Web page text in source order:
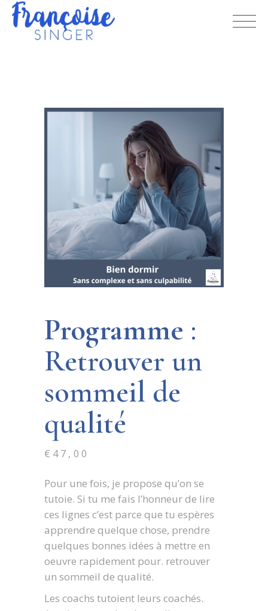
Programme :
Retrouver un
sommeil de
qualité
€ 47,00
Pour une fois, je propose qu’on se
tutoie. Si tu me fais l’honneur de lire
ces lignes c’est parce que tu espères
apprendre quelque chose, prendre
quelques bonnes idées à mettre en
oeuvre rapidement pour. retrouver
un sommeil de qualité.
Les coachs tutoient leurs coachés.